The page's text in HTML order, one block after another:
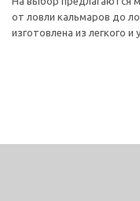
от ловли кальмаров до
изготовлена из легкого